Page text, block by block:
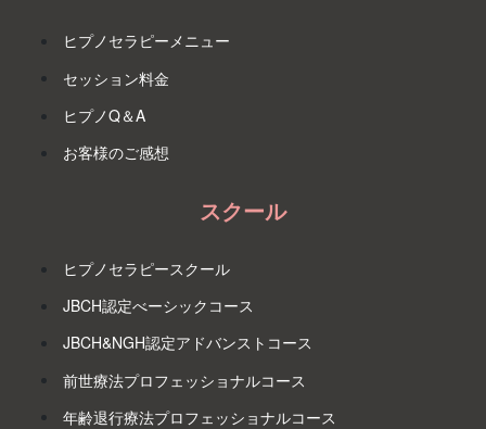
ヒプノセラピーメニュー
セッション料金
ヒプノQ＆A
お客様のご感想
スクール
ヒプノセラピースクール
JBCH認定べーシックコース
JBCH&NGH認定アドバンストコース
前世療法プロフェッショナルコース
年齢退行療法プロフェッショナルコース